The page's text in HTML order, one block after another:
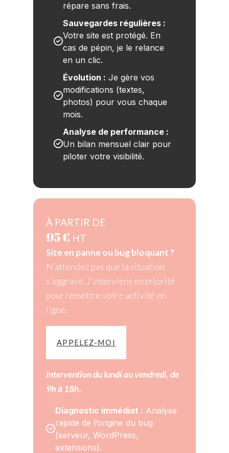
répare sans frais.
Sauvegardes régulières :
Votre site est protégé. En
cas de pépin, je le relance
en un clic.
Évolution : Je gère vos
modifications (textes,
photos) pour vous chaque
mois.
Analyse de performance :
Un bilan mensuel clair pour
piloter votre visibilité.
À PARTIR DE
95 € HT
Site en panne ou bug bloquant ?
N’attendez pas que la situation
s’aggrave. J’interviens en priorité
pour remettre votre activité en
ligne.
APPELEZ-MOI
Intervention du lundi au vendredi, de
9h à 18h.
Diagnostic immédiat : Analyse
rapide de l’origine du bug
(serveur, WordPress,
extensions).